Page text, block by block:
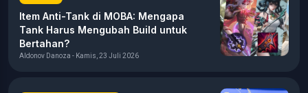
Item Anti-Tank di MOBA: Mengapa
Tank Harus Mengubah Build untuk
Bertahan?
Aldonov Danoza - Kamis, 23 Juli 2026